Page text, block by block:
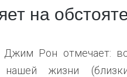
на
Джим Рон отмечает:
нашей жизни